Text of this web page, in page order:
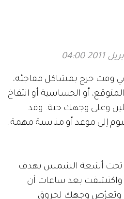
في وقت حرج بمشاكل مفاجئة،
أو الحساسية أو انتفاخ
وعلى وجهك حبة. وقد
إلى موعد أو مناسبة مهمة.
تحت أشعة الشمس بهدف
بعد ساعات أن
وتعرّض وجهك لحروق